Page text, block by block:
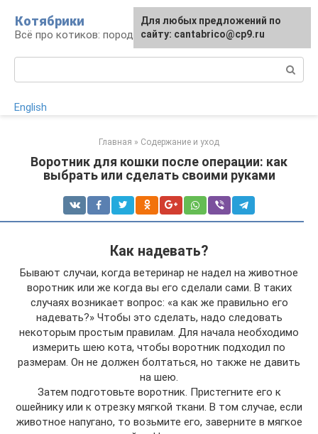
контенту
Котябрики
Всё про котиков: породы, содержание, уход
English
Главная » Содержание и уход
Воротник для кошки после операции: как
выбрать или сделать своими руками
Как надевать?
Бывают случаи, когда ветеринар не надел на животное
воротник или же когда вы его сделали сами. В таких
случаях возникает вопрос: «а как же правильно его
надевать?» Чтобы это сделать, надо следовать
некоторым простым правилам. Для начала необходимо
измерить шею кота, чтобы воротник подходил по
размерам. Он не должен болтаться, но также не давить
на шею.
Затем подготовьте воротник. Пристегните его к
ошейнику или к отрезку мягкой ткани. В том случае, если
животное напугано, то возьмите его, заверните в мягкое
Для любых предложений по
сайту: cantabrico@cp9.ru